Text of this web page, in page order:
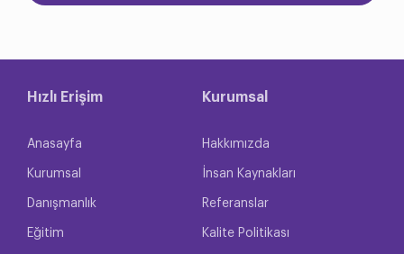
Hızlı Erişim
Anasayfa
Kurumsal
Danışmanlık
Eğitim
Kurumsal
Hakkımızda
İnsan Kaynakları
Referanslar
Kalite Politikası